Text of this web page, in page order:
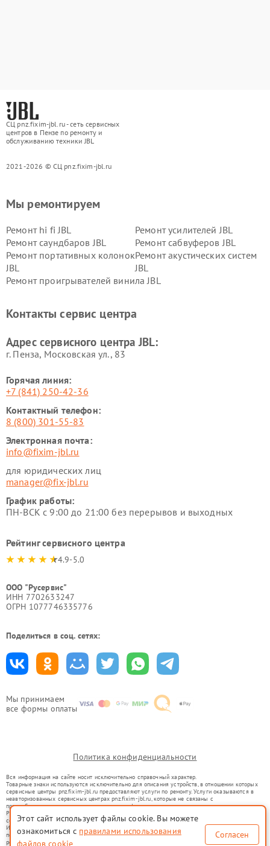
СЦ pnz.fixim-jbl.ru - сеть сервисных
центров в Пензе по ремонту и
обслуживанию техники JBL
2021-2026 © СЦ pnz.fixim-jbl.ru
Мы принимаем
все формы оплаты
Мы ремонтируем
Ремонт hi fi JBL
Ремонт усилителей JBL
Ремонт саундбаров JBL
Ремонт сабвуферов JBL
Ремонт портативных колонок
JBL
Ремонт акустических систем
JBL
Ремонт проигрывателей винила JBL
Контакты сервис центра
Адрес сервисного центра JBL:
г. Пенза, Московская ул., 83
Горячая линия:
+7 (841) 250-42-36
Контактный телефон:
8 (800) 301-55-83
Электронная почта:
info@fixim-jbl.ru
для юридических лиц
manager@fix-jbl.ru
График работы:
ПН-ВСК с 9:00 до 21:00 без перерывов и выходных
Рейтинг сервисного центра
4.9-5.0
ООО "Русервис"
ИНН 7702633247
ОГРН 1077746335776
Поделиться в соц. сетях:
Политика конфиденциальности
Вся информация на сайте носит исключительно справочный характер.
Товарные знаки используются исключительно для описания устройств, в отношении которых
сервисные центры pnz.fixim-jbl.ru предоставляют услуги по ремонту. Услуги оказываются в
неавторизованных сервисных центрах pnz.fixim-jbl.ru, которые не связаны с
правообладателями товарных знаков или их официальными представителями.
Ремонт осуществляется для устройств, уже введенных в гражданский оборот в соответствии
со статьей 1487 ГК РФ.
Использование товарных знаков не преследует цели индивидуализации услуг или введения
потребителей в заблуждение, а служит для информирования о предоставляемых услугах по
ремонту техники указанных брендов.
Этот сайт использует файлы cookie. Вы можете
ознакомиться с правилами использования
файлов cookie
Согласен